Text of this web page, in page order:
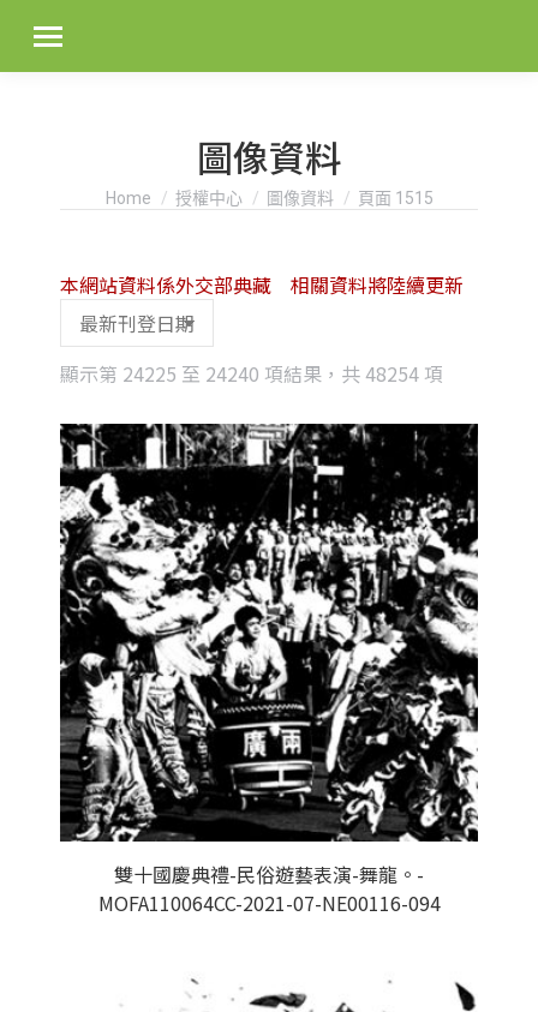
圖像資料
You are here:
Home 授權中心 圖像資料 頁面 1515
顯示第 24225 至 24240 項結果，共 48254 項
latest
本網站資料係外交部典藏 相關資料將陸續更新
雙十國慶典禮-民俗遊藝表演-舞龍。-
MOFA110064CC-2021-07-NE00116-094